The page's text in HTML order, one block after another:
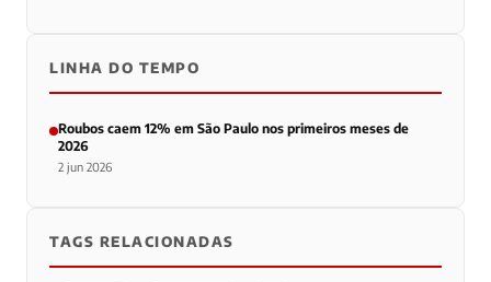
LINHA DO TEMPO
Roubos caem 12% em São Paulo nos primeiros meses de
2026
2 jun 2026
TAGS RELACIONADAS